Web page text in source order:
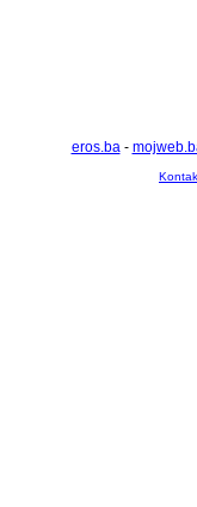
eros.ba-